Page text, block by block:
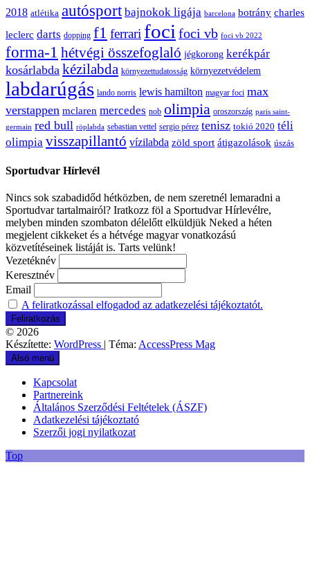
2018 atlétika autósport bajnokok ligája barcelona botrány charles
leclerc darts dopping f1 ferrari foci foci vb foci vb 2022
forma-1 hétvégi összefoglaló jégkorong kerékpár
kosárlabda kézilabda környezettudatosság környezetvédelem
labdarúgás lando norris lewis hamilton magyar foci max
verstappen mclaren mercedes nob olimpia oroszország paris saint-
germain red bull röplabda sebastian vettel sergio pérez tenisz tokió 2020 téli
olimpia visszapillantó vízilabda zöld sport átigazolások úszás
Sportudvar Hírlevél
Nincs sok szabadidőd hétközben, de nem szeretnél lemaradni a
Sportudvar tartalmairól? Iratkozz föl a Sportudvar Hírlevélre,
melyben minden szombaton délelőtt elküldjük Neked a héten
megjelent cikkeket és a hétvége magyar vonatkozású
közvetítéseinek listáját is. Tarts velünk!
Vezetéknév
Keresztnév
Email
A feliratkozással elfogadod az adatkezelési tájékoztatót.
© 2026
Készítette: WordPress | Téma: AccessPress Mag
Alsó menü
Kapcsolat
Partnereink
Általános Szerződési Feltételek (ÁSZF)
Adatkezelési tájékoztató
Szerzői jogi nyilatkozat
Top